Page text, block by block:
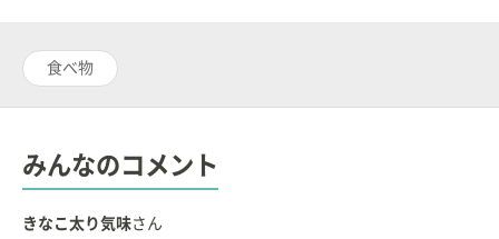
食べ物
みんなのコメント
きなこ太り気味さん